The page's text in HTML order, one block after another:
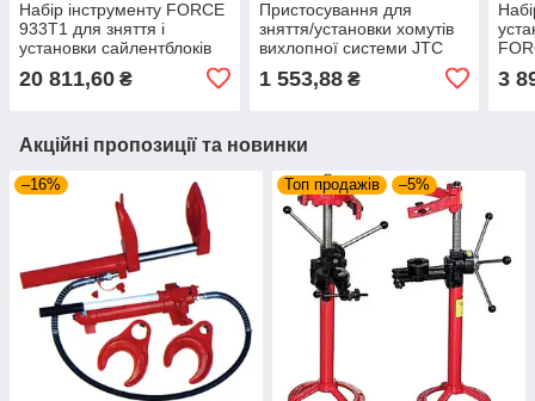
Набір інструменту FORCE
933T1 для зняття і
установки сайлентблоків
20 811,60 ₴
Пристосування для
зняття/установки хомутів
вихлопної системи JTC
1 553,88₴ 3
Акційні пропозиції та новинки
–16% Топ продажів –5%